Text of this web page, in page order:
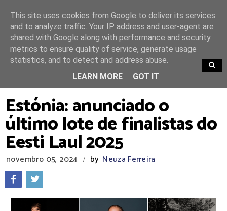
TRENDING
Estónia: anunciado o
último lote de finalistas do
Eesti Laul 2025
novembro 05, 2024 / by Neuza Ferreira
This site uses cookies from Google to deliver its services
and to analyze traffic. Your IP address and user-agent are
shared with Google along with performance and security
metrics to ensure quality of service, generate usage
statistics, and to detect and address abuse.
LEARN MORE
GOT IT